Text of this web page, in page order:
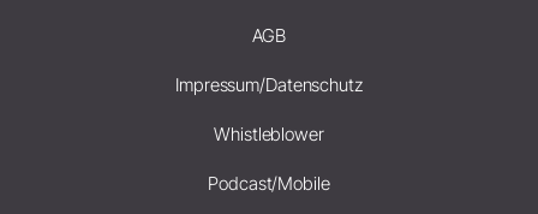
AGB
Impressum/Datenschutz
Whistleblower
Podcast/Mobile